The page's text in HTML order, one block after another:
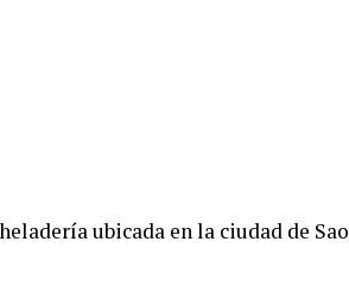
ubicada en la ciudad de Sao